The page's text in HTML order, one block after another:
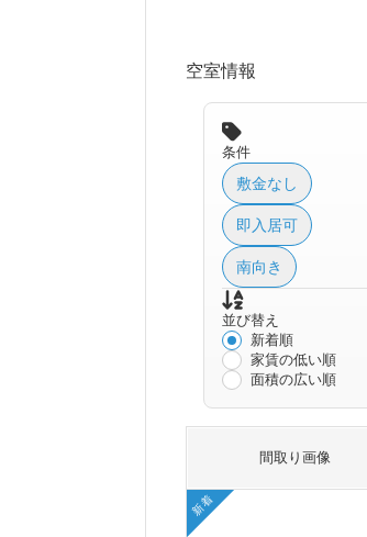
空室情報
条件
敷金なし
即入居可
南向き
並び替え
新着順
家賃の低い順
面積の広い順
間取り画像
新着